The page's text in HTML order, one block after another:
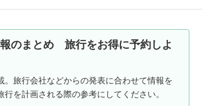
のまとめ 旅行をお得に予約しよ
旅行会社などからの発表に合わせて情報を
を計画される際の参考にしてください。